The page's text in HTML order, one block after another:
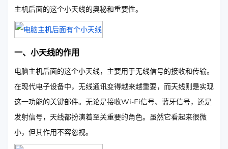
主机后面的这个小天线的奥秘和重要性。
一、小天线的作用
电脑主机后面的这个小天线，主要用于无线信号的接收和传输。
在现代电子设备中，无线通讯变得越来越重要，而天线则是实现
这一功能的关键部件。无论是接收Wi-Fi信号、蓝牙信号，还是
发射信号，天线都扮演着至关重要的角色。虽然它看起来很微
小，但其作用不容忽视。